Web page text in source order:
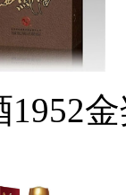
1952